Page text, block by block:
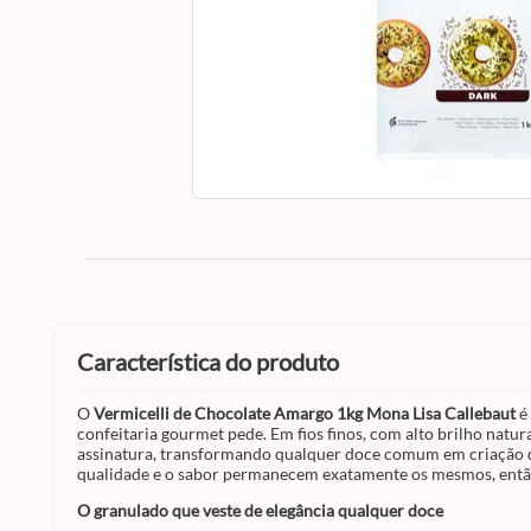
característica do produto
OVermicelli de Chocolate Amargo 1kg Mona Lisa Callebauté
confeitaria gourmet pede. Em fios finos, com alto brilho
assinatura, transformando qualquer doce comum em
qualidade e o sabor permanecem exatamente os mesmos,
O granulado que veste de elegância qualquer doce